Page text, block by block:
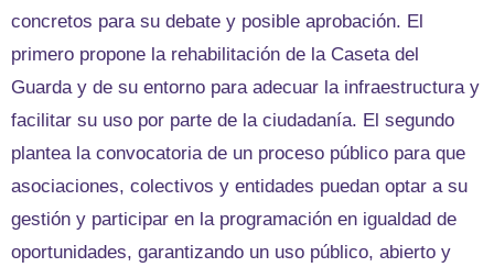
concretos para su debate y posible aprobación. El
primero propone la rehabilitación de la Caseta del
Guarda y de su entorno para adecuar la infraestructura y
facilitar su uso por parte de la ciudadanía. El segundo
plantea la convocatoria de un proceso público para que
asociaciones, colectivos y entidades puedan optar a su
gestión y participar en la programación en igualdad de
oportunidades, garantizando un uso público, abierto y